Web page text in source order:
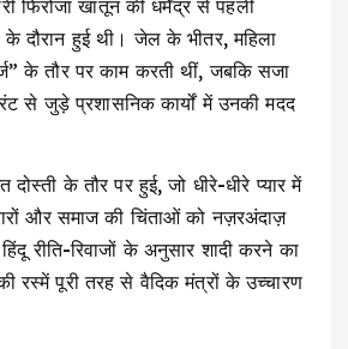
फिरोजा खातून की धर्मेंद्र से पहली
दौरान हुई थी। जेल के भीतर, महिला
के तौर पर काम करती थीं, जबकि सजा
से जुड़े प्रशासनिक कार्यों में उनकी मदद
के तौर पर हुई, जो धीरे-धीरे प्यार में
और समाज की चिंताओं को नज़रअंदाज़
रीति-रिवाजों के अनुसार शादी करने का
रस्में पूरी तरह से वैदिक मंत्रों के उच्चारण